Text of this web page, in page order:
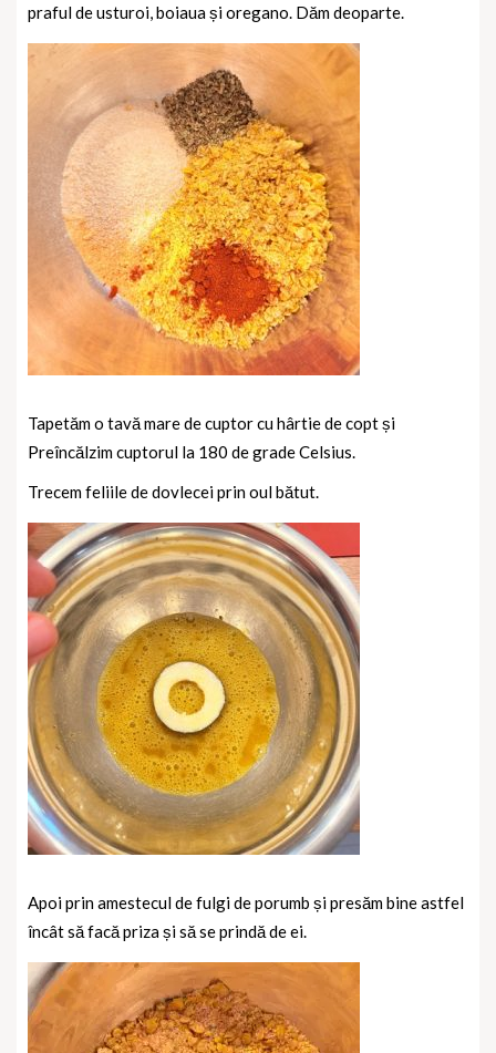
praful de usturoi, boiaua și oregano. Dăm deoparte.
Tapetăm o tavă mare de cuptor cu hârtie de copt și
Preîncălzim cuptorul la 180 de grade Celsius.
Trecem feliile de dovlecei prin oul bătut.
Apoi prin amestecul de fulgi de porumb și presăm bine astfel
încât să facă priza și să se prindă de ei.